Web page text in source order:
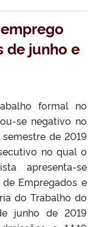
de junho e
formal no
se negativo no
de 2019
no qual o
apresenta-se
Empregados e
do Trabalho do
junho de 2019